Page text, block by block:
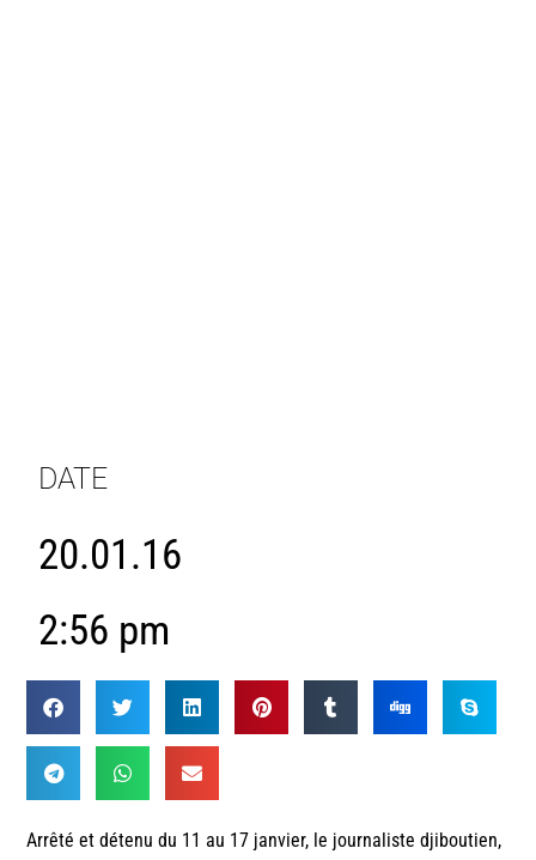
DATE
20.01.16
2:56 pm
Arrêté et détenu du 11 au 17 janvier, le journaliste djiboutien,